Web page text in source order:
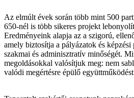
Az elmúlt évek során több mint 500
650-nél is több sikeres projekt
Eredményeink alapja az a szigorú,
amely biztosítja a pályázatok és
szakmai és adminisztratív minőségét.
megoldásokkal valósítjuk meg: nem
valódi megértésre épülő